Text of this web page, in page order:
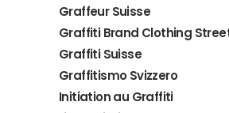
Graffeur Suisse
Graffiti Brand Clothing
Graffiti Suisse
Graffitismo Svizzero
Initiation au Graffiti